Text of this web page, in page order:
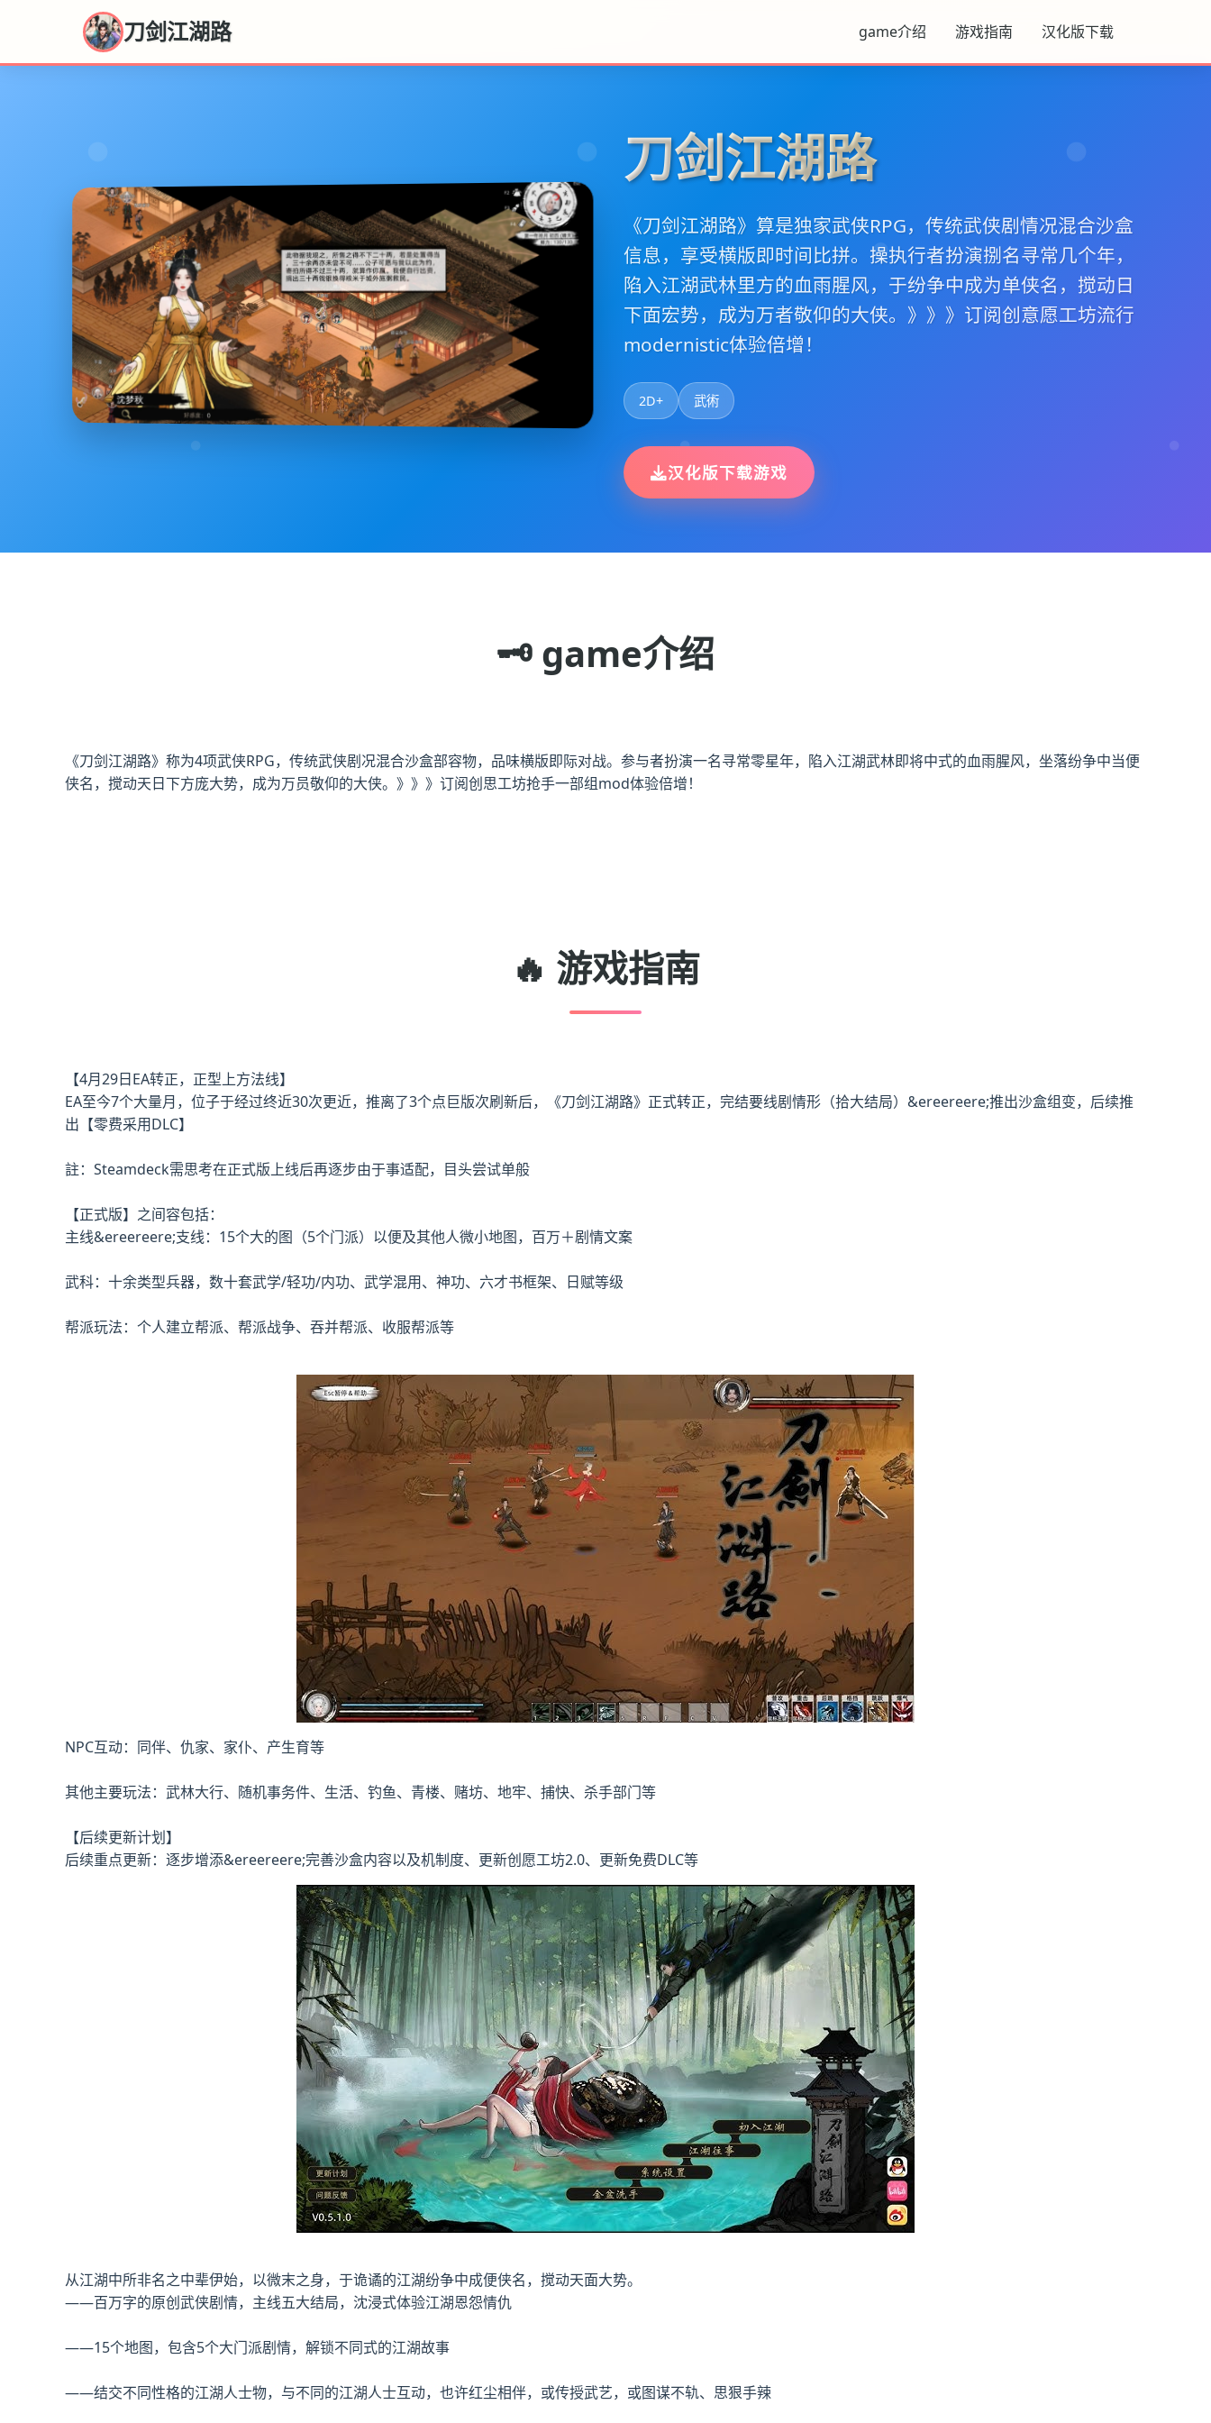
刀剑江湖路 game介绍 游戏指南 汉化版下载
刀剑江湖路
《刀剑江湖路》算是独家武侠RPG，传统武侠剧情况混合沙盒
信息，享受横版即时间比拼。操执行者扮演捌名寻常几个年，
陷入江湖武林里方的血雨腥风，于纷争中成为单侠名，搅动日
下面宏势，成为万者敬仰的大侠。》》》订阅创意愿工坊流行
modernistic体验倍增！
2D+ 武術
汉化版下载游戏
🗝️ game介绍
《刀剑江湖路》称为4项武侠RPG，传统武侠剧况混合沙盒部容物，品味横版即际对战。参与者扮演一名寻常零星年，陷入江湖武林即将中式的血雨腥风，坐落纷争中当便
侠名，搅动天日下方庞大势，成为万员敬仰的大侠。》》》订阅创思工坊抢手一部组mod体验倍增！
🔥 游戏指南
【4月29日EA转正，正型上方法线】
EA至今7个大量月，位子于经过终近30次更近，推离了3个点巨版次刷新后，《刀剑江湖路》正式转正，完结要线剧情形（拾大结局）&ereereere;推出沙盒组变，后续推
出【零费采用DLC】
註：Steamdeck需思考在正式版上线后再逐步由于事适配，目头尝试单般
【正式版】之间容包括：
主线&ereereere;支线：15个大的图（5个门派）以便及其他人微小地图，百万＋剧情文案
武科：十余类型兵器，数十套武学/轻功/内功、武学混用、神功、六才书框架、日赋等级
帮派玩法：个人建立帮派、帮派战争、吞并帮派、收服帮派等
NPC互动：同伴、仇家、家仆、产生育等
其他主要玩法：武林大行、随机事务件、生活、钓鱼、青楼、赌坊、地牢、捕快、杀手部门等
【后续更新计划】
后续重点更新：逐步增添&ereereere;完善沙盒内容以及机制度、更新创愿工坊2.0、更新免费DLC等
从江湖中所非名之中辈伊始，以微末之身，于诡谲的江湖纷争中成便侠名，搅动天面大势。
——百万字的原创武侠剧情，主线五大结局，沈浸式体验江湖恩怨情仇
——15个地图，包含5个大门派剧情，解锁不同式的江湖故事
——结交不同性格的江湖人士物，与不同的江湖人士互动，也许红尘相伴，或传授武艺，或图谋不轨、思狠手辣